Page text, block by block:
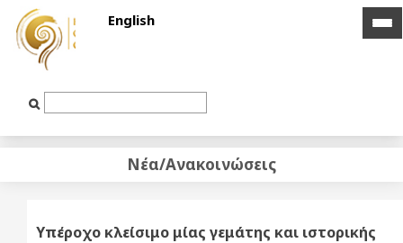
English
Input
Νέα/Ανακοινώσεις
Υπέροχο κλείσιμο μίας γεμάτης και ιστορικής